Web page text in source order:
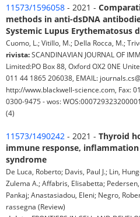
11573/1596058 - 2021 -
methods in anti-dsDNA
Systemic Lupus Erythematosus
Cuomo, L.; Vitillo, M.; Della Rocca, M.;
rivista:SCANDINAVIAN JOURNAL OF
Limited:PO Box 88, Oxford OX2 0NE
011 44 1865 206038, EMAIL:
http://www.blackwell-science.com, Fax:
0300-9475 - wos:
(4)
11573/1490242 - 2021 - Thyroid
immune response,
syndrome
De Luca, Roberto; Davis, Paul J.; Lin,
Zulema A.; Affabris, Elisabetta;
Pankaj; Anastasiadou, Eleni; Negro,
rassegna (Review)